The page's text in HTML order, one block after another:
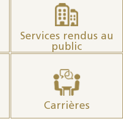
Services rendus au
public
Carrières